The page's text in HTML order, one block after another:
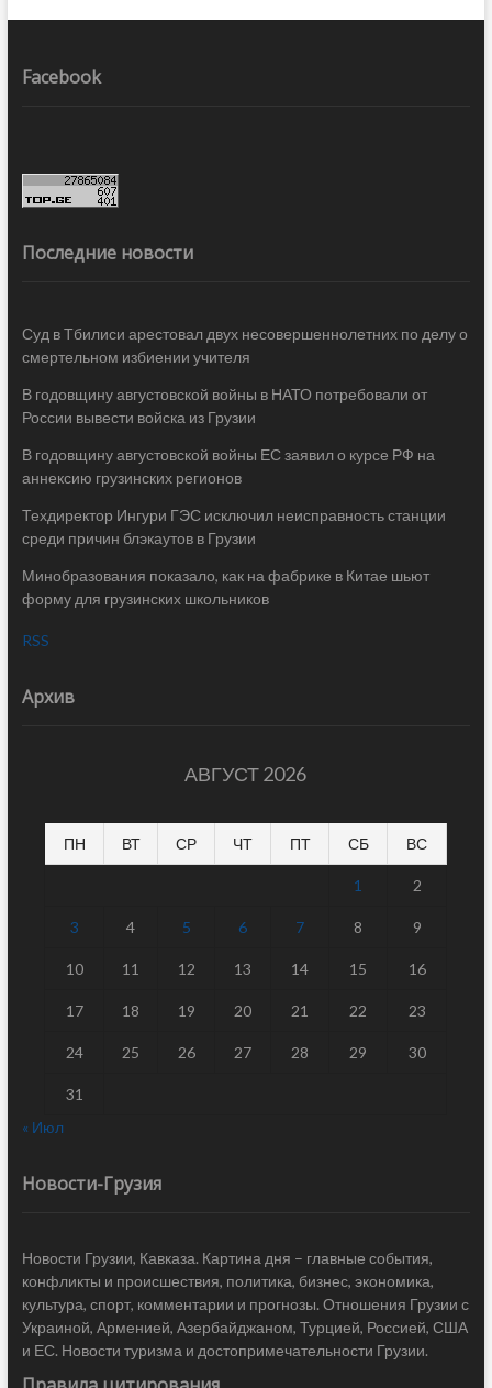
Facebook
Последние новости
Суд в Тбилиси арестовал двух несовершеннолетних по делу о
смертельном избиении учителя
В годовщину августовской войны в НАТО потребовали от
России вывести войска из Грузии
В годовщину августовской войны ЕС заявил о курсе РФ на
аннексию грузинских регионов
Техдиректор Ингури ГЭС исключил неисправность станции
среди причин блэкаутов в Грузии
Минобразования показало, как на фабрике в Китае шьют
форму для грузинских школьников
RSS
Архив
АВГУСТ 2026
ПН ВТ СР ЧТ ПТ СБ ВС
1 2
3 4 5 6 7 8 9
10 11 12 13 14 15 16
17 18 19 20 21 22 23
24 25 26 27 28 29 30
31
« Июл
Новости-Грузия
Новости Грузии, Кавказа. Картина дня – главные события,
конфликты и происшествия, политика, бизнес, экономика,
культура, спорт, комментарии и прогнозы. Отношения Грузии с
Украиной, Арменией, Азербайджаном, Турцией, Россией, США
и ЕС. Новости туризма и достопримечательности Грузии.